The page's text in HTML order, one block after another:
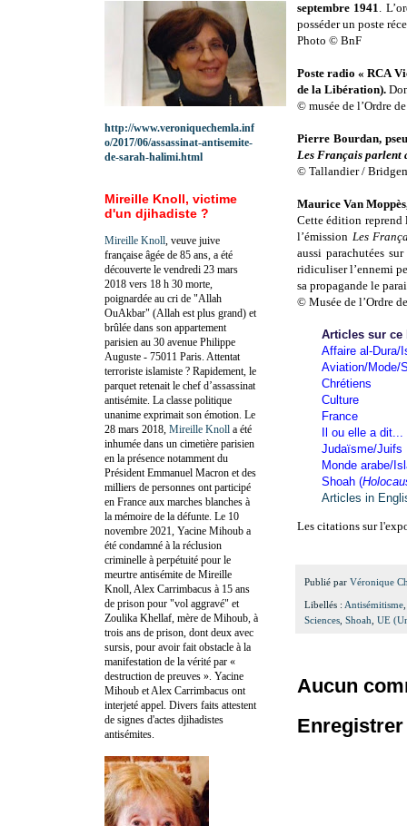
septembre 1941.
posséder un poste
Photo © BnF
Poste radio « RCA
de la Libération).
© musée de l’Ordre
Pierre Bourdan,
Les Français parlent
© Tallandier /
Maurice Van
Cette édition reprend
l’émission Les
aussi parachutées
ridiculiser l’ennemi
sa propagande le
© Musée de l’Ordre
Articles sur ce
Affaire al-Dura/
Aviation/Mode/
Chrétiens
Culture
France
Il ou elle a dit...
Judaïsme/Juifs
Monde arabe/
Shoah (
Articles in
Les citations sur
Publié par Véronique
Libellés : Antisémitisme
Sciences Shoah UE
Aucun
http://www.veroniquechemla.inf
o/2017/06/assassinat-antisemite-
de-sarah-halimi.html
Mireille Knoll, victime
d'un djihadiste ?
Mireille Knoll , veuve juive
française âgée de 85 ans, a été
découverte le vendredi 23 mars
2018 vers 18 h 30 morte,
poignardée au cri de "Allah
OuAkbar" (Allah est plus grand) et
brûlée dans son appartement
parisien au 30 avenue Philippe
Auguste - 75011 Paris. Attentat
terroriste islamiste ? Rapidement, le
parquet retenait le chef d’assassinat
antisémite. La classe politique
unanime exprimait son émotion. Le
28 mars 2018, Mireille Knoll a été
inhumée dans un cimetière parisien
en la présence notamment du
Président Emmanuel Macron et des
milliers de personnes ont participé
en France aux marches blanches à
la mémoire de la défunte. Le 10
novembre 2021, Yacine Mihoub a
été condamné à la réclusion
criminelle à perpétuité pour le
meurtre antisémite de Mireille
Knoll, Alex Carrimbacus à 15 ans
de prison pour "vol aggravé" et
Zoulika Khellaf, mère de Mihoub, à
trois ans de prison, dont deux avec
sursis, pour avoir fait obstacle à la
manifestation de la vérité par «
destruction de preuves ». Yacine
Mihoub et Alex Carrimbacus ont
interjeté appel. Divers faits attestent
de signes d'actes djihadistes
antisémites.